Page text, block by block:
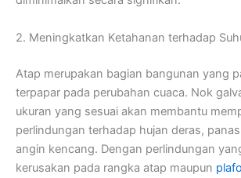
2. Meningkatkan Ketahanan terhadap
Atap merupakan bagian bangunan yang
terpapar pada perubahan cuaca. Nok
ukuran yang sesuai akan membantu
perlindungan terhadap hujan deras,
angin kencang. Dengan perlindungan
kerusakan pada rangka atap maupun